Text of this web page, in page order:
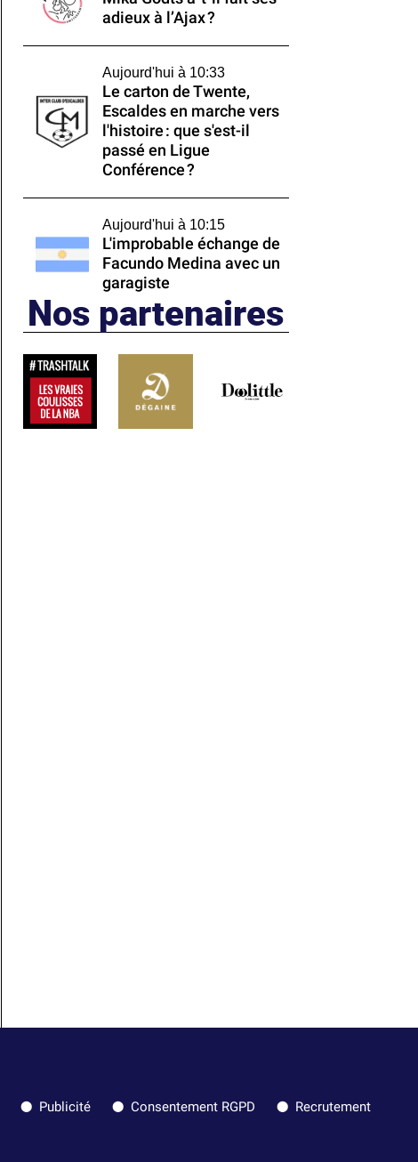
adieux à l’Ajax ?
Aujourd'hui à 10:33
Le carton de Twente,
Escaldes en marche vers
l'histoire : que s'est-il
passé en Ligue
Conférence ?
Aujourd'hui à 10:15
L'improbable échange de
Facundo Medina avec un
garagiste
Nos partenaires
Publicité Consentement RGPD Recrutement